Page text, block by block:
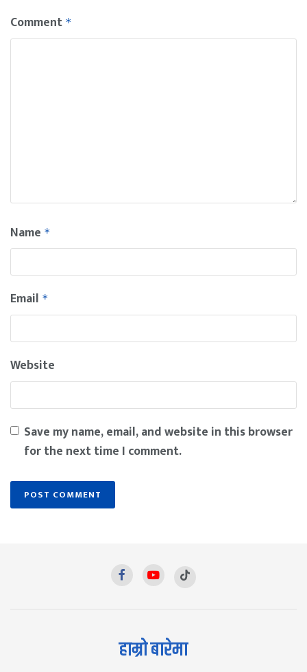
Comment *
Name *
Email *
Website
Save my name, email, and website in this browser
for the next time I comment.
हाम्रो बारेमा